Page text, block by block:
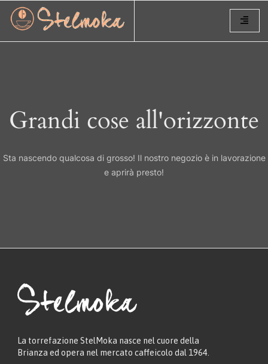
Grandi cose all'orizzonte
Sta nascendo qualcosa di grosso! Il nostro negozio è in lavorazione
e aprirà presto!
La torrefazione StelMoka nasce nel cuore della
Brianza ed opera nel mercato caffeicolo dal 1964.